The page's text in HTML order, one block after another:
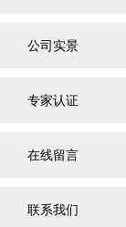
公司实景
专家认证
在线留言
联系我们